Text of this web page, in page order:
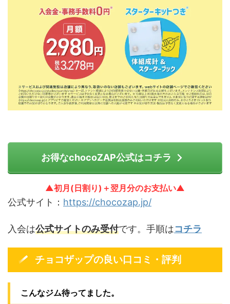
お得なchocoZAP公式はコチラ
▲初月(日割り)＋翌月分のお支払い▲
公式サイト： https://chocozap.jp/
入会は公式サイトのみ受付です。手順はコチラ
チョコザップの良い口コミ・評判
こんなジム待ってました。